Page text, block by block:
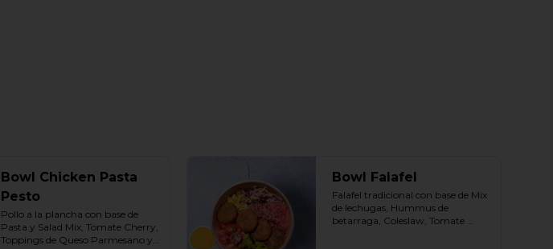
Bowl Chicken Pasta
Pesto
Pollo a la plancha con base de
Pasta y Salad Mix, Tomate Cherry,
Toppings de Queso Parmesano y
Bowl Falafel
Falafel tradicional con base de Mix
de lechugas, Hummus de
betarraga, Coleslaw, Tomate